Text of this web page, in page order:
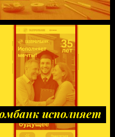
исполняет